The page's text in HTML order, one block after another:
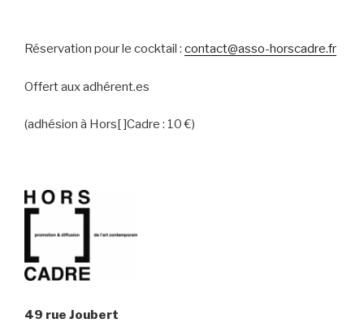
Réservation pour le cocktail : contact@asso-horscadre.fr
Offert aux adhérent.es
(adhésion à Hors[ ]Cadre : 10 €)
49 rue Joubert